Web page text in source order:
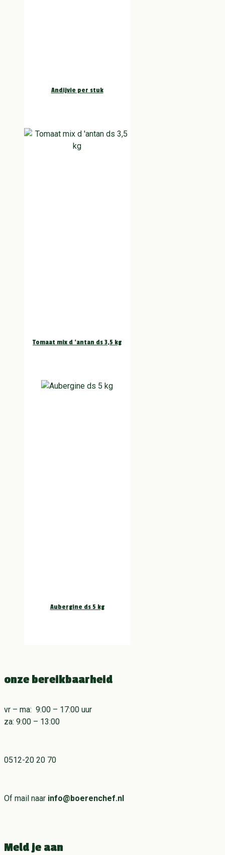
Andijvie per stuk
Tomaat mix d ‘antan ds 3,5 kg
Aubergine ds 5 kg
onze bereikbaarheid
vr – ma: 9:00 – 17:00 uur
za: 9:00 – 13:00
0512-20 20 70
Of mail naar info@boerenchef.nl
Meld je aan